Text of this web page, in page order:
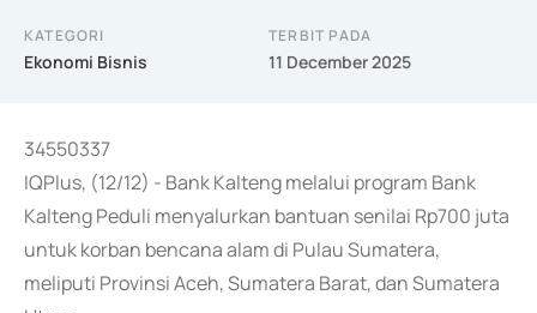
KATEGORI
Ekonomi Bisnis
TERBIT PADA
11 December 2025
34550337
IQPlus, (12/12) - Bank Kalteng melalui program Bank
Kalteng Peduli menyalurkan bantuan senilai Rp700 juta
untuk korban bencana alam di Pulau Sumatera,
meliputi Provinsi Aceh, Sumatera Barat, dan Sumatera